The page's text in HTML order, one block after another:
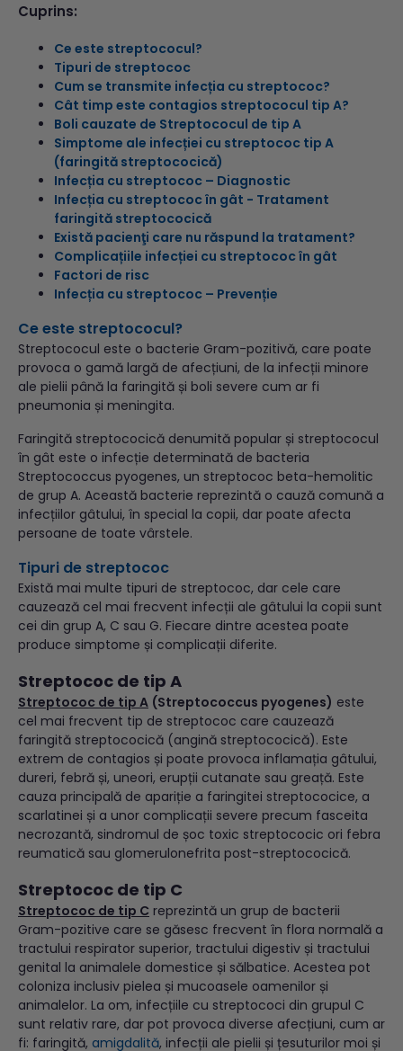
Cuprins:
Ce este streptococul?
Tipuri de streptococ
Cum se transmite infecția cu streptococ?
Cât timp este contagios streptococul tip A?
Boli cauzate de Streptococul de tip A
Simptome ale infecției cu streptococ tip A
(faringită streptococică)
Infecția cu streptococ – Diagnostic
Infecția cu streptococ în gât - Tratament
faringită streptococică
Există pacienţi care nu răspund la tratament?
Complicațiile infecției cu streptococ în gât
Factori de risc
Infecția cu streptococ – Prevenție
Ce este streptococul?
Streptococul este o bacterie Gram-pozitivă, care poate
provoca o gamă largă de afecțiuni, de la infecții minore
ale pielii până la faringită și boli severe cum ar fi
pneumonia și meningita.
Faringită streptococică denumită popular și streptococul
în gât este o infecție determinată de bacteria
Streptococcus pyogenes, un streptococ beta-hemolitic
de grup A. Această bacterie reprezintă o cauză comună a
infecțiilor gâtului, în special la copii, dar poate afecta
persoane de toate vârstele.
Tipuri de streptococ
Există mai multe tipuri de streptococ, dar cele care
cauzează cel mai frecvent infecții ale gâtului la copii sunt
cei din grup A, C sau G. Fiecare dintre acestea poate
produce simptome și complicații diferite.
Streptococ de tip A
Streptococ de tip A (Streptococcus pyogenes) este
cel mai frecvent tip de streptococ care cauzează
faringită streptococică (angină streptococică). Este
extrem de contagios și poate provoca inflamația gâtului,
dureri, febră și, uneori, erupții cutanate sau greață. Este
cauza principală de apariție a faringitei streptococice, a
scarlatinei și a unor complicații severe precum fasceita
necrozantă, sindromul de șoc toxic streptococic ori febra
reumatică sau glomerulonefrita post-streptococică.
Streptococ de tip C
Streptococ de tip C reprezintă un grup de bacterii
Gram-pozitive care se găsesc frecvent în flora normală a
tractului respirator superior, tractului digestiv și tractului
genital la animalele domestice și sălbatice. Acestea pot
coloniza inclusiv pielea și mucoasele oamenilor și
animalelor. La om, infecțiile cu streptococi din grupul C
sunt relativ rare, dar pot provoca diverse afecțiuni, cum ar
fi: faringită, amigdalită, infecții ale pielii și țesuturilor moi și